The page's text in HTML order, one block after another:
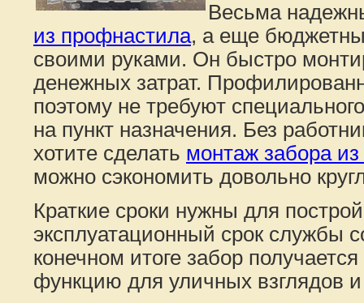
Весьма
из профнастила, а еще
своими руками. Он быстро
денежных затрат.
поэтому не требуют
на пункт назначения. Без
хотите сделать монтаж забора
можно сэкономить довольно
Краткие сроки нужны для
эксплуатационный срок службы
конечном итоге забор
функцию для уличных взглядов